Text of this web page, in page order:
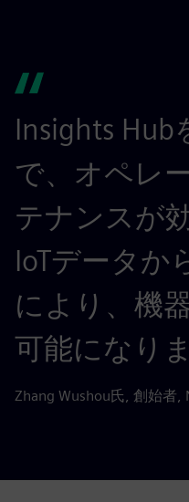
Insights Hub
で、オペレ
テナンスが
IoTデータか
により、機
可能になりま
Zhang Wushou氏, 創始者,